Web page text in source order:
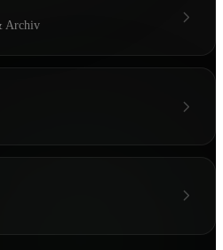
Archiv